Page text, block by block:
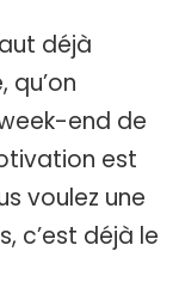
déjà
end de
est
voulez une
c’est déjà le